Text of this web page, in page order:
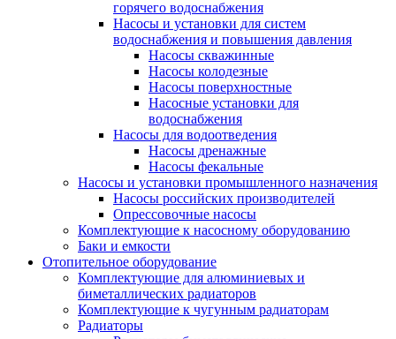
горячего водоснабжения
Насосы и установки для систем
водоснабжения и повышения давления
Насосы скважинные
Насосы колодезные
Насосы поверхностные
Насосные установки для
водоснабжения
Насосы для водоотведения
Насосы дренажные
Насосы фекальные
Насосы и установки промышленного назначения
Насосы российских производителей
Опрессовочные насосы
Комплектующие к насосному оборудованию
Баки и емкости
Отопительное оборудование
Комплектующие для алюминиевых и
биметаллических радиаторов
Комплектующие к чугунным радиаторам
Радиаторы